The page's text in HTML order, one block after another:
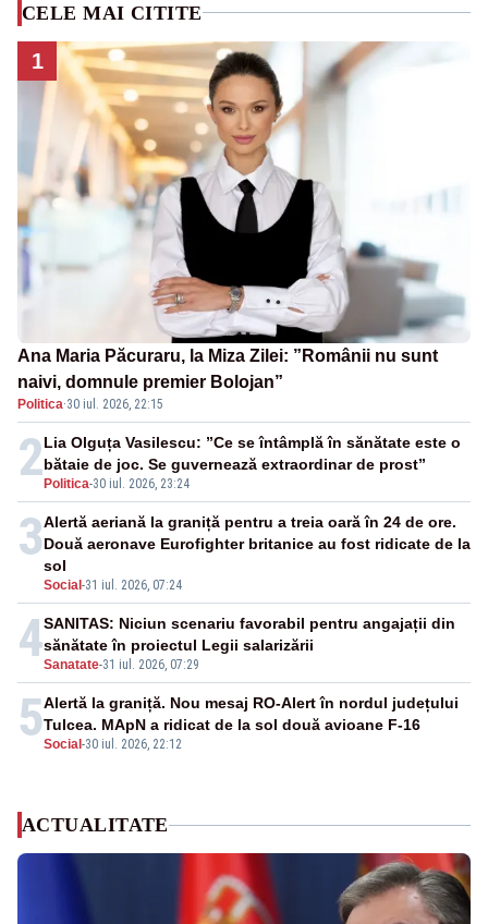
CELE MAI CITITE
1
Ana Maria Păcuraru, la Miza Zilei: ”Românii nu sunt
naivi, domnule premier Bolojan”
Politica·30 iul. 2026, 22:15
2 Politica-30 iul. 2026, 23:24
Lia Olguța Vasilescu: ”Ce se întâmplă în sănătate este o
bătaie de joc. Se guvernează extraordinar de prost”
3
Social -31 iul. 2026, 07:24
Alertă aeriană la graniță pentru a treia oară în 24 de ore.
Două aeronave Eurofighter britanice au fost ridicate de la
sol
4Sanatate-31 iul. 2026, 07:29
SANITAS: Niciun scenariu favorabil pentru angajații din
sănătate în proiectul Legii salarizării
5Social -30 iul. 2026, 22:12
Alertă la graniță. Nou mesaj RO-Alert în nordul județului
Tulcea. MApN a ridicat de la sol două avioane F-16
ACTUALITATE